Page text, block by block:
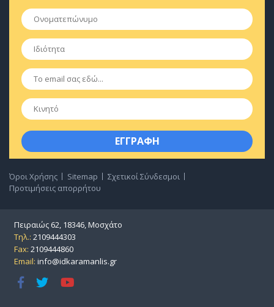
Ονοματεπώνυμο
Ιδιότητα
Email
Κινητό
Όροι Χρήσης Sitemap
Σχετικοί Σύνδεσμοι
Προτιμήσεις απορρήτου
Πειραιώς 62, 18346, Μοσχάτο
Τηλ.: 2109444303
Fax: 2109444860
Email: info@idkaramanlis.gr